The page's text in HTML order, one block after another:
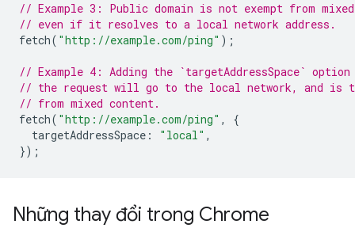
// Example 3: Public domain is not exempt from
// even if it resolves to a local network address.
fetch( "http://example.com/ping" );
// Example 4: Adding the `targetAddressSpace`
// the request will go to the local network, and is
// from mixed content.
fetch( "http://example.com/ping" ,
{
targetAddressSpace : "local" ,
});
Những thay đổi trong Chrome